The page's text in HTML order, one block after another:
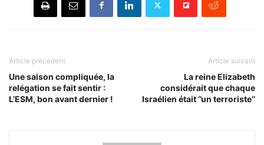
Article précédent
Une saison compliquée, la
relégation se fait sentir :
L’ESM, bon avant dernier !
Article suivant
La reine Elizabeth
considérait que chaque
Israélien était ‘’un terroriste’’